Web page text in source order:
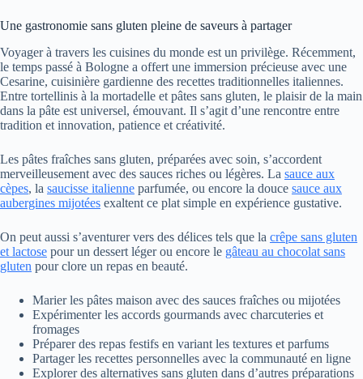
Une gastronomie sans gluten pleine de saveurs à partager
Voyager à travers les cuisines du monde est un privilège. Récemment,
le temps passé à Bologne a offert une immersion précieuse avec une
Cesarine, cuisinière gardienne des recettes traditionnelles italiennes.
Entre tortellinis à la mortadelle et pâtes sans gluten, le plaisir de la main
dans la pâte est universel, émouvant. Il s’agit d’une rencontre entre
tradition et innovation, patience et créativité.
Les pâtes fraîches sans gluten, préparées avec soin, s’accordent
merveilleusement avec des sauces riches ou légères. La sauce aux
cèpes, la saucisse italienne parfumée, ou encore la douce sauce aux
aubergines mijotées exaltent ce plat simple en expérience gustative.
On peut aussi s’aventurer vers des délices tels que la crêpe sans gluten
et lactose pour un dessert léger ou encore le gâteau au chocolat sans
gluten pour clore un repas en beauté.
Marier les pâtes maison avec des sauces fraîches ou mijotées
Expérimenter les accords gourmands avec charcuteries et
fromages
Préparer des repas festifs en variant les textures et parfums
Partager les recettes personnelles avec la communauté en ligne
Explorer des alternatives sans gluten dans d’autres préparations